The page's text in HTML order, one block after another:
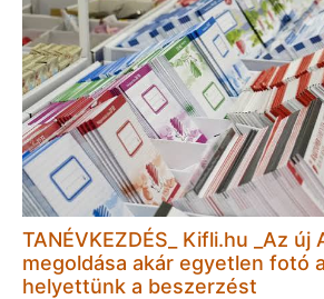
TANÉVKEZDÉS_ Kifli.hu _Az új
megoldása akár egyetlen fotó
helyettünk a beszerzést